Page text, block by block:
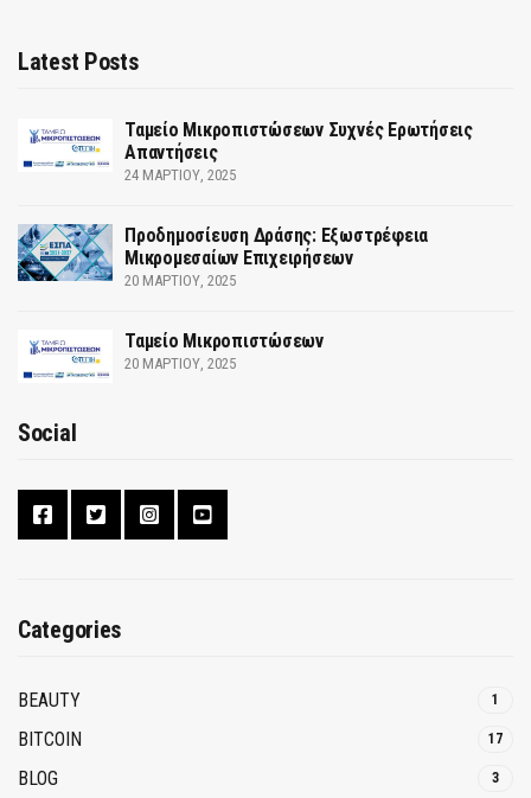
Latest Posts
Ταμείο Μικροπιστώσεων Συχνές Ερωτήσεις
Απαντήσεις
24 ΜΑΡΤΊΟΥ, 2025
Προδημοσίευση Δράσης: Εξωστρέφεια
Μικρομεσαίων Επιχειρήσεων
20 ΜΑΡΤΊΟΥ, 2025
Ταμείο Μικροπιστώσεων
20 ΜΑΡΤΊΟΥ, 2025
Social
Categories
BEAUTY 1
BITCOIN 17
BLOG 3